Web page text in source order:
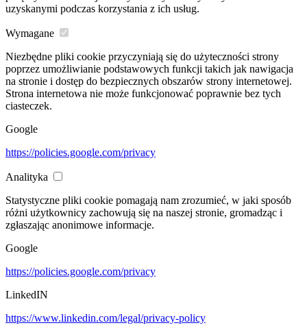
uzyskanymi podczas korzystania z ich usług.
Wymagane
Niezbędne pliki cookie przyczyniają się do użyteczności strony
poprzez umożliwianie podstawowych funkcji takich jak nawigacja
na stronie i dostęp do bezpiecznych obszarów strony internetowej.
Strona internetowa nie może funkcjonować poprawnie bez tych
ciasteczek.
Google
https://policies.google.com/privacy
Analityka
Statystyczne pliki cookie pomagają nam zrozumieć, w jaki sposób
różni użytkownicy zachowują się na naszej stronie, gromadząc i
zgłaszając anonimowe informacje.
Google
https://policies.google.com/privacy
LinkedIN
https://www.linkedin.com/legal/privacy-policy